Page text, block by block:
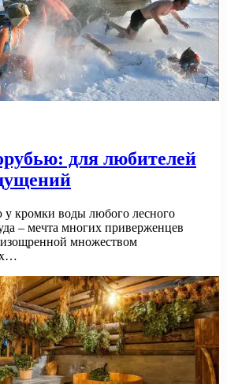
для любителей
у кромки воды любого лесного
– мечта многих приверженцев
множеством